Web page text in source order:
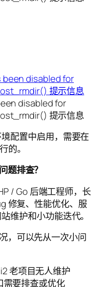
disabled for
提示信息
配置中启用，需要在
的。
题排查？
/ Go 后端工程师，长
修复、性能优化、服
维护和小功能迭代。
，可以先从一次小问
老项目无人维护
需要排查或优化